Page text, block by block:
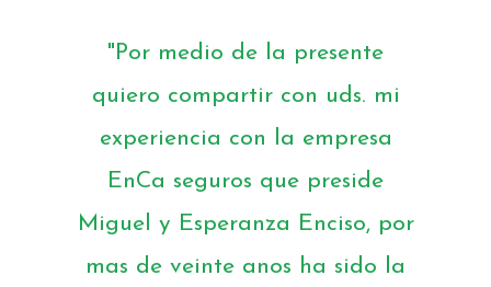
"Por medio de la presente
quiero compartir con uds. mi
experiencia con la empresa
EnCa seguros que preside
Miguel y Esperanza Enciso, por
mas de veinte anos ha sido la